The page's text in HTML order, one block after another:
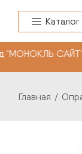
Каталог
Главная /